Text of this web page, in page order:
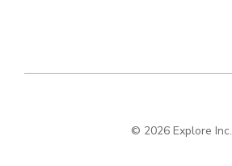
© 2026 Explore Inc.